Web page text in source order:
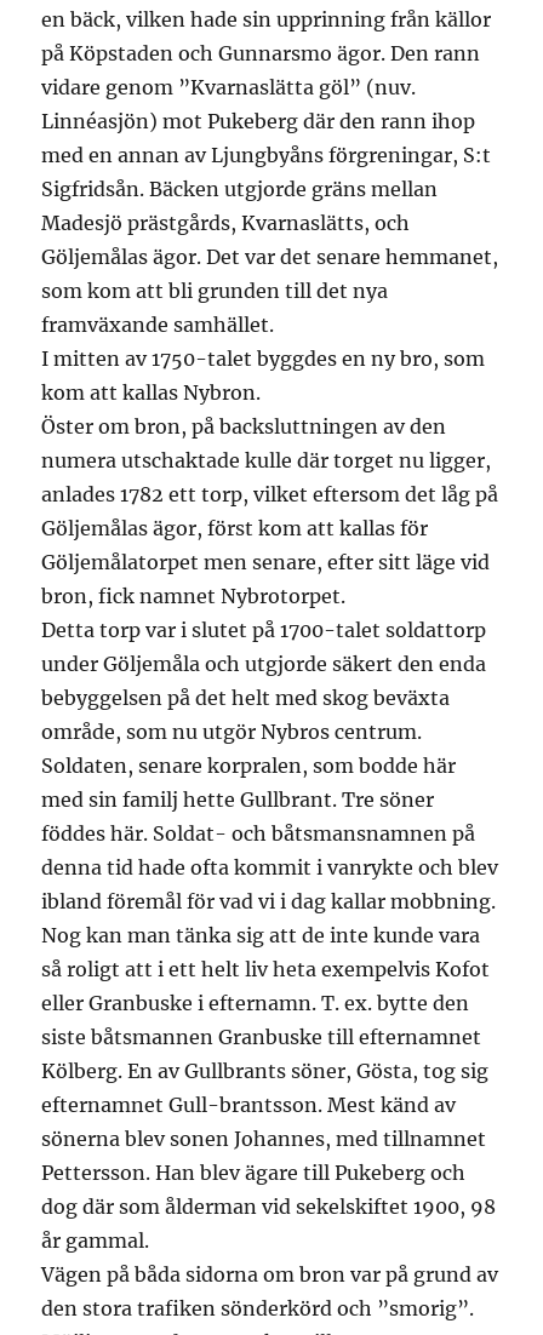
en bäck, vilken hade sin upprinning från källor
på Köpstaden och Gunnarsmo ägor. Den rann
vidare genom ”Kvarnaslätta göl” (nuv.
Linnéasjön) mot Pukeberg där den rann ihop
med en annan av Ljungbyåns förgreningar, S:t
Sigfridsån. Bäcken utgjorde gräns mellan
Madesjö prästgårds, Kvarnaslätts, och
Göljemålas ägor. Det var det senare hemmanet,
som kom att bli grunden till det nya
framväxande samhället.
I mitten av 1750-talet byggdes en ny bro, som
kom att kallas Nybron.
Öster om bron, på backsluttningen av den
numera utschaktade kulle där torget nu ligger,
anlades 1782 ett torp, vilket eftersom det låg på
Göljemålas ägor, först kom att kallas för
Göljemålatorpet men senare, efter sitt läge vid
bron, fick namnet Nybrotorpet.
Detta torp var i slutet på 1700-talet soldattorp
under Göljemåla och utgjorde säkert den enda
bebyggelsen på det helt med skog beväxta
område, som nu utgör Nybros centrum.
Soldaten, senare korpralen, som bodde här
med sin familj hette Gullbrant. Tre söner
föddes här. Soldat- och båtsmansnamnen på
denna tid hade ofta kommit i vanrykte och blev
ibland föremål för vad vi i dag kallar mobbning.
Nog kan man tänka sig att de inte kunde vara
så roligt att i ett helt liv heta exempelvis Kofot
eller Granbuske i efternamn. T. ex. bytte den
siste båtsmannen Granbuske till efternamnet
Kölberg. En av Gullbrants söner, Gösta, tog sig
efternamnet Gull-brantsson. Mest känd av
sönerna blev sonen Johannes, med tillnamnet
Pettersson. Han blev ägare till Pukeberg och
dog där som ålderman vid sekelskiftet 1900, 98
år gammal.
Vägen på båda sidorna om bron var på grund av
den stora trafiken sönderkörd och ”smorig”.